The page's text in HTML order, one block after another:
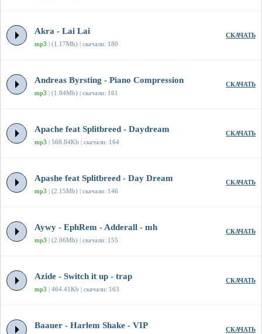
Akra - Lai Lai
mp3 | (1.17Mb) | скачали: 180
СКАЧАТЬ
Andreas Byrsting - Piano Compression
mp3 | (1.84Mb) | скачали: 161
СКАЧАТЬ
Apache feat Splitbreed - Daydream
mp3 | 568.84Kb | скачали: 164
СКАЧАТЬ
Apashe feat Splitbreed - Day Dream
mp3 | (2.15Mb) | скачали: 146
СКАЧАТЬ
Aywy - EphRem - Adderall - mh
mp3 | (2.06Mb) | скачали: 155
СКАЧАТЬ
Azide - Switch it up - trap
mp3 | 464.41Kb | скачали: 163
СКАЧАТЬ
Baauer - Harlem Shake - VIP СКАЧАТЬ